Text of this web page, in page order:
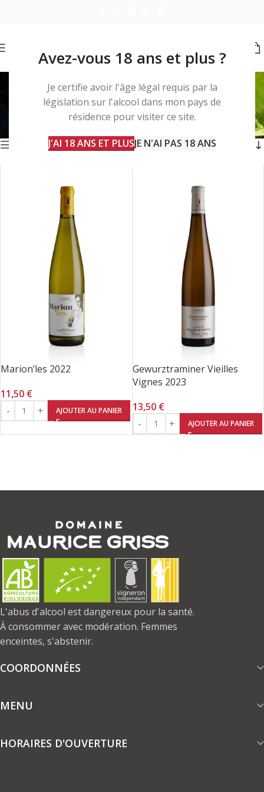
Avez-vous 18 ans et plus ?
Je certifie avoir l'âge légal requis par la
législation sur l'alcool dans mon pays de
résidence pour visiter ce site.
J'AI 18 ANS ET PLUSJE N'AI PAS 18 ANS
cuisine asiatique
Produits identifiés “cuisine asiatique”
2 résultats affichés
Barre d'outils
Marion’les 2022
11,50 €
AJOUTER AU PANIER
Gewurztraminer Vieilles
Vignes 2023
13,50 €
AJOUTER AU PANIER
L'abus d'alcool est dangereux pour la santé.
À consommer avec modération. Femmes
enceintes, s'abstenir.
COORDONNÉES
MENU
HORAIRES D'OUVERTURE